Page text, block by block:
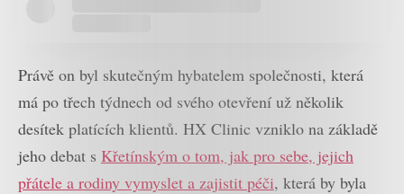
Právě on byl skutečným hybatelem společnosti, která
má po třech týdnech od svého otevření už několik
desítek platících klientů. HX Clinic vzniklo na základě
jeho debat s Křetínským o tom, jak pro sebe, jejich
přátele a rodiny vymyslet a zajistit péči, která by byla